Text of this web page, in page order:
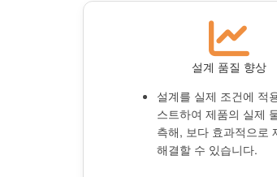
설계 품질 향상
설계를 실제 조건에 적
스트하여 제품의 실제
측해, 보다 효과적으로
해결할 수 있습니다.